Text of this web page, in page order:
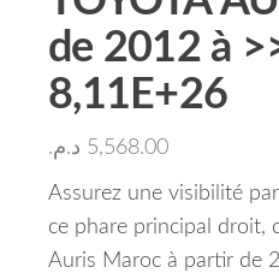
de 2012 à
8,11E+26
5,568.00 د.م.
Assurez une visibilité
ce phare principal droit,
Auris Maroc à partir de